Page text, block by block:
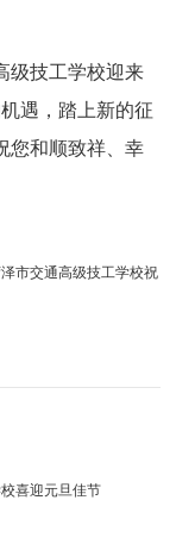
级技工学校迎来
遇，踏上新的征
您和顺致祥、幸
市交通高级技工学校祝
喜迎元旦佳节